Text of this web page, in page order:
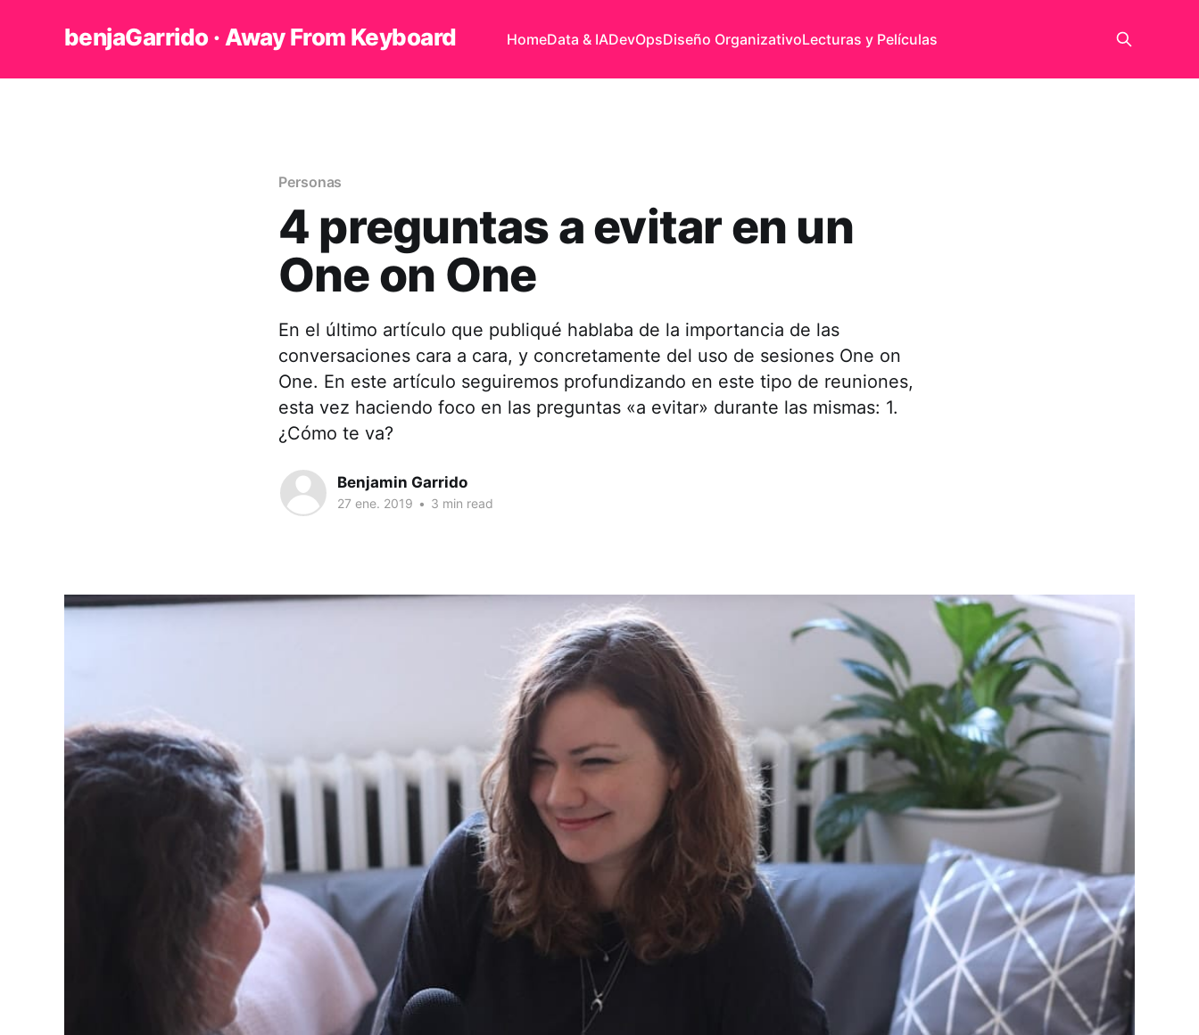
benjaGarrido · Away From Keyboard HomeData & IADevOpsDiseño OrganizativoLecturas y Películas
Personas
4 preguntas a evitar en un
One on One
En el último artículo que publiqué hablaba de la importancia de las
conversaciones cara a cara, y concretamente del uso de sesiones One on
One. En este artículo seguiremos profundizando en este tipo de reuniones,
esta vez haciendo foco en las preguntas «a evitar» durante las mismas: 1.
¿Cómo te va?
Benjamin Garrido
27 ene. 2019 • 3 min read